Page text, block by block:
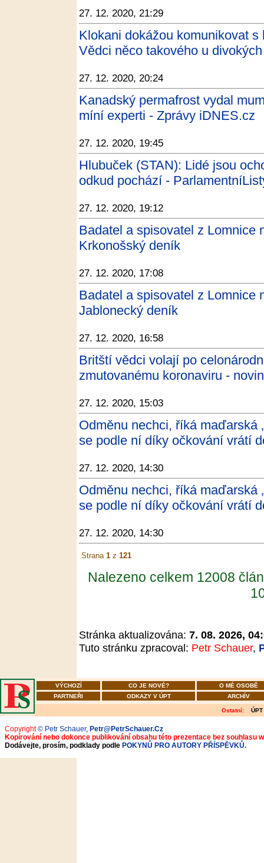
27. 12. 2020, 21:29
Klokani dokážou komunikovat
Vědci něco takového u
27. 12. 2020, 20:24
Kanadský permafrost vydal
míní experti - Zprávy iDNES.cz
27. 12. 2020, 19:45
Hlubuček (STAN): Lidé jsou
odkud pochází -
27. 12. 2020, 19:12
Badatel a spisovatel z Lomnice
Krkonošský deník
27. 12. 2020, 17:08
Badatel a spisovatel z Lomnice
Jablonecký deník
27. 12. 2020, 16:58
Britští vědci volají po
zmutovanému koronaviru -
27. 12. 2020, 15:03
Odměnu nechci, říká maďarská
se podle ní díky očkování vrátí
27. 12. 2020, 14:30
Odměnu nechci, říká maďarská
se podle ní díky očkování vrátí
27. 12. 2020, 14:30
Strana 1 z 121
Nalezeno celkem 12008
Stránka aktualizována: 7. 08. 2026,
Tuto stránku zpracoval: Petr Schauer,
VÝCHOZÍ CO JE NOVÉ?
O MÉ OSOBĚ
PARTNEŘI
ODKAZY V ÚPT ARCHÍV
Ostatní: ÚPT
Copyright© Petr Schauer, Petr@PetrSchauer.Cz
Kopírování nebo dokonce publikování obsahu této prezentace bez souhlasu
Dodávejte, prosím, podklady podle POKYNŮ PRO AUTORY PŘÍSPĚVKŮ.